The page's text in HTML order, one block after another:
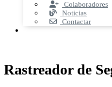
Colaboradores
Noticias
Contactar
Rastreador de